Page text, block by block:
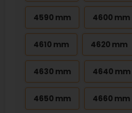
4590 mm 4600 mm
4610 mm 4620 mm
4630 mm 4640 mm
4650 mm 4660 mm